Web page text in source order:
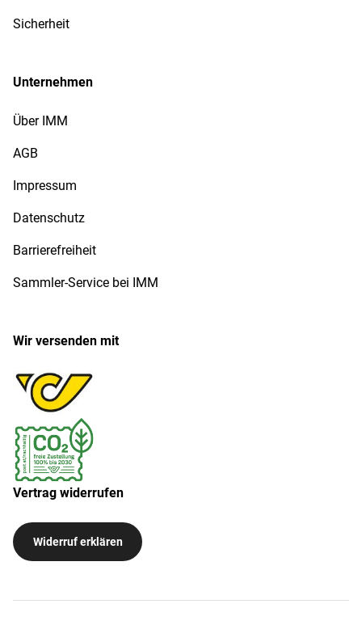
Sicherheit
Unternehmen
Über IMM
AGB
Impressum
Datenschutz
Barrierefreiheit
Sammler-Service bei IMM
Wir versenden mit
Vertrag widerrufen
Widerruf erklären